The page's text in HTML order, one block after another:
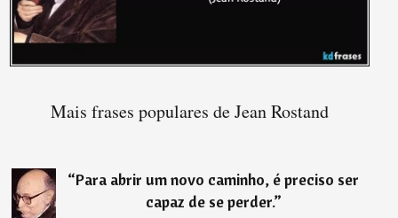
Mais frases populares de Jean Rostand
“Para abrir um novo caminho, é preciso ser
capaz de se perder.”